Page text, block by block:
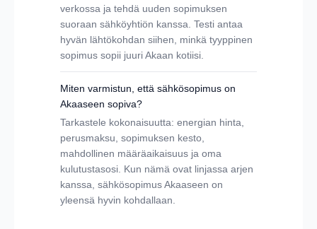
verkossa ja tehdä uuden sopimuksen
suoraan sähköyhtiön kanssa. Testi antaa
hyvän lähtökohdan siihen, minkä tyyppinen
sopimus sopii juuri Akaan kotiisi.
Miten varmistun, että sähkösopimus on
Akaaseen sopiva?
Tarkastele kokonaisuutta: energian hinta,
perusmaksu, sopimuksen kesto,
mahdollinen määräaikaisuus ja oma
kulutustasosi. Kun nämä ovat linjassa arjen
kanssa, sähkösopimus Akaaseen on
yleensä hyvin kohdallaan.